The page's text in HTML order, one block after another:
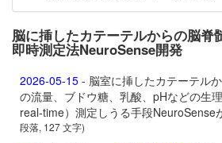
脳に挿したカテーテルからの脳脊
即時測定法NeuroSense開発
2026-05-15 - 脳室に挿したカテーテル
の流量、ブドウ糖、乳酸、pHなどの生
real-time）測定しうる手段NeuroSense
段落, 127 文字)